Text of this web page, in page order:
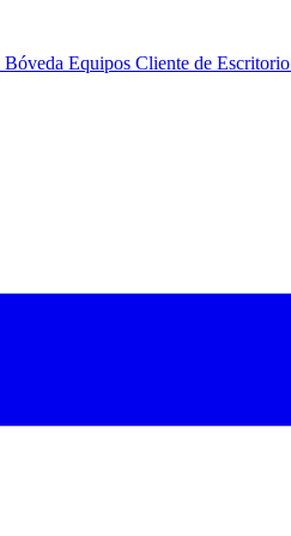
Bóveda Equipos Cliente de Escritorio